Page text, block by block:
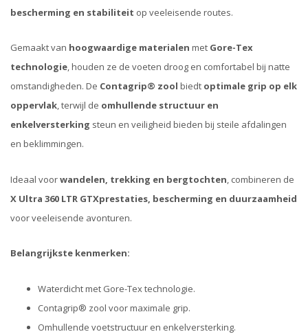
bescherming en stabiliteit op veeleisende routes.
Gemaakt van hoogwaardige materialen met Gore-Tex
technologie, houden ze de voeten droog en comfortabel bij natte
omstandigheden. De Contagrip® zool biedt optimale grip op elk
oppervlak, terwijl de omhullende structuur en
enkelversterking steun en veiligheid bieden bij steile afdalingen
en beklimmingen.
Ideaal voorwandelen, trekking en bergtochten, combineren de
X Ultra 360 LTR GTXprestaties, bescherming en duurzaamheid
voor veeleisende avonturen.
Belangrijkste kenmerken:
Waterdicht met Gore-Tex technologie.
Contagrip® zool voor maximale grip.
Omhullende voetstructuur en enkelversterking.